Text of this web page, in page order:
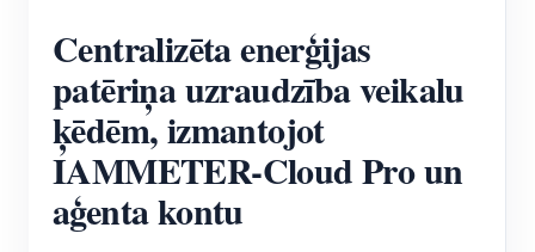
Centralizēta enerģijas
patēriņa uzraudzība veikalu
ķēdēm, izmantojot
IAMMETER-Cloud Pro un
aģenta kontu